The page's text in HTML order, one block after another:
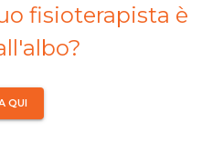
fisioterapista è
QUI